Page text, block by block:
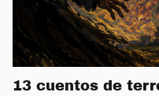
13 cuentos de